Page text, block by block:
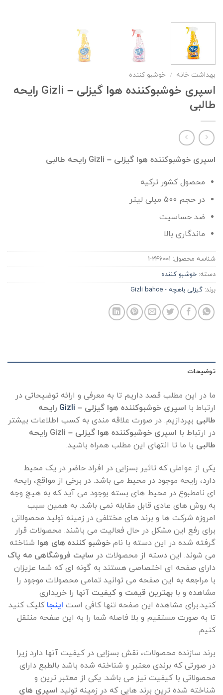
بهداشت خانه / خوشبو کننده
اسپری خوشبوکننده هوا گیزلی – Gizli رایحه
طالبی
اسپری خوشبوکننده هوا گیزلی – Gizli رایحه طالبی
محصول کشور ترکیه
در حجم 500 میلی لیتر
ضد حساسیت
ماندگاری بالا
شناسه محصول: 246001-1
دسته: خوشبو کننده
برند: گیزلی باهچه - Gizli bahce
توضیحات
ما در این مطلب قصد داریم تا به معرفی و ارائه توضیحاتی در
ارتباط با اسپری خوشبوکننده هوا گیزلی – Gizli رایحه
طالبی بپردازیم. در صورت علاقه مندی به کسب اطلاعات بیشتر
در ارتباط با
اسپری خوشبوکننده هوا گیزلی – Gizli رایحه
طالبی با ما تا انتهای این مطلب همراه باشید.
یکی از عواملی که تاثیر بسزایی در افراد حاضر در یک محیط
دارد، رایحه موجود در محیط می باشد. در برخی از مواقع، رایحه
ای نامطبوع در محیط های بسته بوجود می آید که به هیچ وجه
به روش های عادی قابل مقابله نمی باشد. به همین سبب
امروزه شرکت ها و برند های مختلفی در زمینه تولید محصولاتی
برای رفع این مشکل در حال فعالیت می باشند. محصولات قرار
گرفته شده در این دسته با نام خوشبو کننده های هوا شناخته
می شوند. این دسته از محصولات در سایت فروشگاهی مه پاک
دارای صفحه ای اختصاصی هستند به گونه ای که شما عزیزان
با مراجعه به این صفحه می توانید تمامی محصولات موجود را
مشاهده و با بهترین قیمت و کیفیت آنها را خریداری
کنید.برای مشاهده این صفحه تنها کافی است اینجا کلیک کنید
تا به صورت مستقیم و بلا فاصله شما را به این صفحه منتقل
کنیم.
برند سازنده محصولات، نقش بسزایی در کیفیت آنها دارد زیرا
در صورتی که برندی معتبر و شناخته شده باشد بالطبع دارای
محصولاتی با کیفیت نیز می باشد. یکی از معتبر ترین و
شناخته شده ترین برند هایی که در زمینه تولید اسپری های